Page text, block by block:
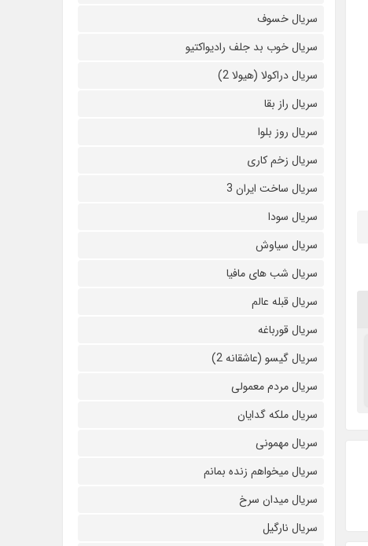
سریال خسوف
سریال خوب بد جلف رادیواکتیو
سریال دراکولا (هیولا 2)
سریال راز بقا
سریال روز بلوا
سریال زخم کاری
سریال ساخت ایران 3
سریال سودا
سریال سیاوش
سریال شب های مافیا
سریال قبله عالم
سریال قورباغه
سریال گیسو (عاشقانه 2)
سریال مردم معمولی
سریال ملکه گدایان
سریال مهمونی
سریال میخواهم زنده بمانم
سریال میدان سرخ
سریال نارگیل